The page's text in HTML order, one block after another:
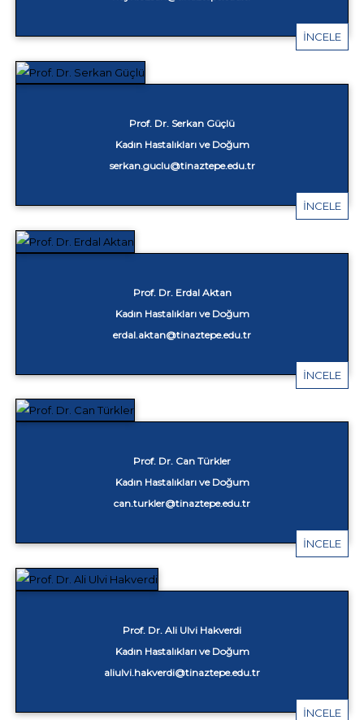
İNCELE
Prof. Dr. Serkan Güçlü
Kadın Hastalıkları ve Doğum
serkan.guclu@tinaztepe.edu.tr
İNCELE
Prof. Dr. Erdal Aktan
Kadın Hastalıkları ve Doğum
erdal.aktan@tinaztepe.edu.tr
İNCELE
Prof. Dr. Can Türkler
Kadın Hastalıkları ve Doğum
can.turkler@tinaztepe.edu.tr
İNCELE
Prof. Dr. Ali Ulvi Hakverdi
Kadın Hastalıkları ve Doğum
aliulvi.hakverdi@tinaztepe.edu.tr
İNCELE